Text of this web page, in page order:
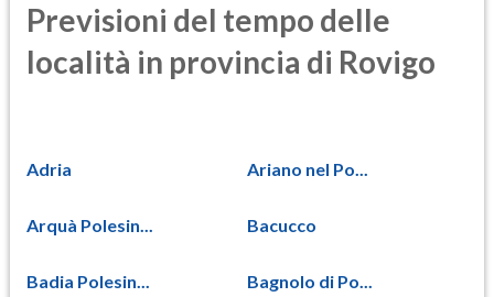
Previsioni del tempo delle
località in provincia di Rovigo
Adria Ariano nel Po...
Arquà Polesin... Bacucco
Badia Polesin... Bagnolo di Po...